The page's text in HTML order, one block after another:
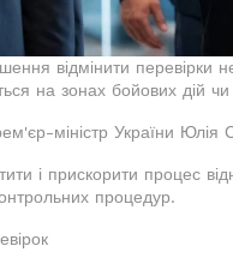
відмінити
на зонах бойових дій
міністр України Юлія
і прискорити процес
процедур.